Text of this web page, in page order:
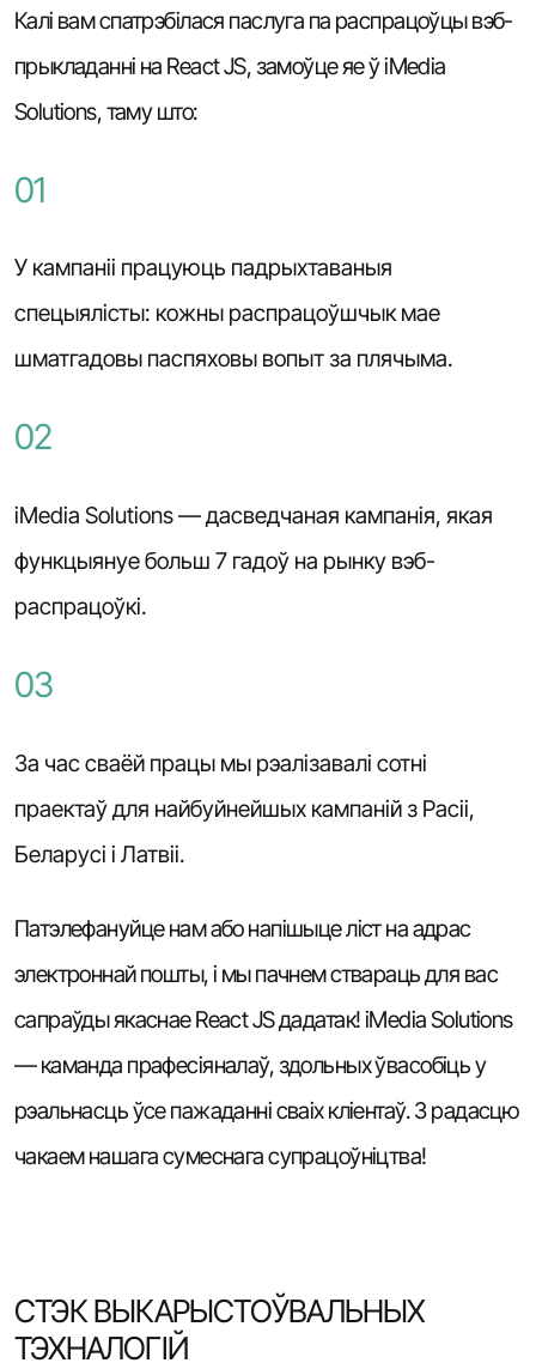
Калі вам спатрэбілася паслуга па распрацоўцы вэб-
прыкладанні на React JS, замоўце яе ў iMedia
Solutions, таму што:
01
У кампаніі працуюць падрыхтаваныя
спецыялісты: кожны распрацоўшчык мае
шматгадовы паспяховы вопыт за плячыма.
02
iMedia Solutions — дасведчаная кампанія, якая
функцыянуе больш 7 гадоў на рынку вэб-
распрацоўкі.
03
За час сваёй працы мы рэалізавалі сотні
праектаў для найбуйнейшых кампаній з Расіі,
Беларусі і Латвіі.
Патэлефануйце нам або напішыце ліст на адрас
электроннай пошты, і мы пачнем ствараць для вас
сапраўды якаснае React JS дадатак! iMedia Solutions
— каманда прафесіяналаў, здольных ўвасобіць у
рэальнасць ўсе пажаданні сваіх кліентаў. З радасцю
чакаем нашага сумеснага супрацоўніцтва!
СТЭК ВЫКАРЫСТОЎВАЛЬНЫХ
ТЭХНАЛОГІЙ